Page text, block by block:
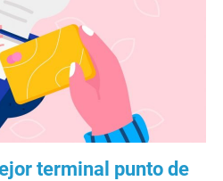
terminal punto de